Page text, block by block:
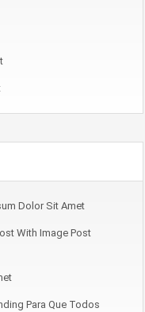
Dolor Sit Amet
With Image Post
Para Que Todos